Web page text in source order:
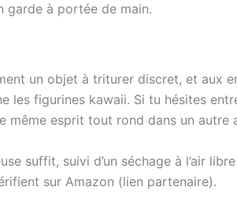
garde à portée de main.
un objet à triturer discret, et aux
les figurines kawaii. Si tu hésites
même esprit tout rond dans un autre
suffit, suivi d’un séchage à l’air
sur Amazon (lien partenaire).